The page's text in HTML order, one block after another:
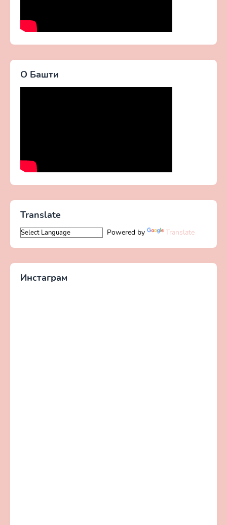
О Башти
Translate
Powered by Translate
Инстаграм